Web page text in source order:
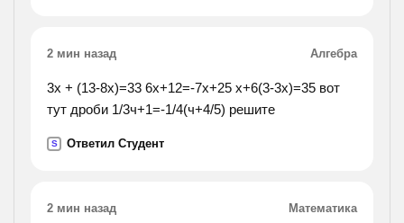
2 мин назад Алгебра
3x + (13-8x)=33 6x+12=-7x+25 x+6(3-3x)=35 вот
тут дроби 1/3ч+1=-1/4(ч+4/5) решите
S Ответил Студент
2 мин назад Математика